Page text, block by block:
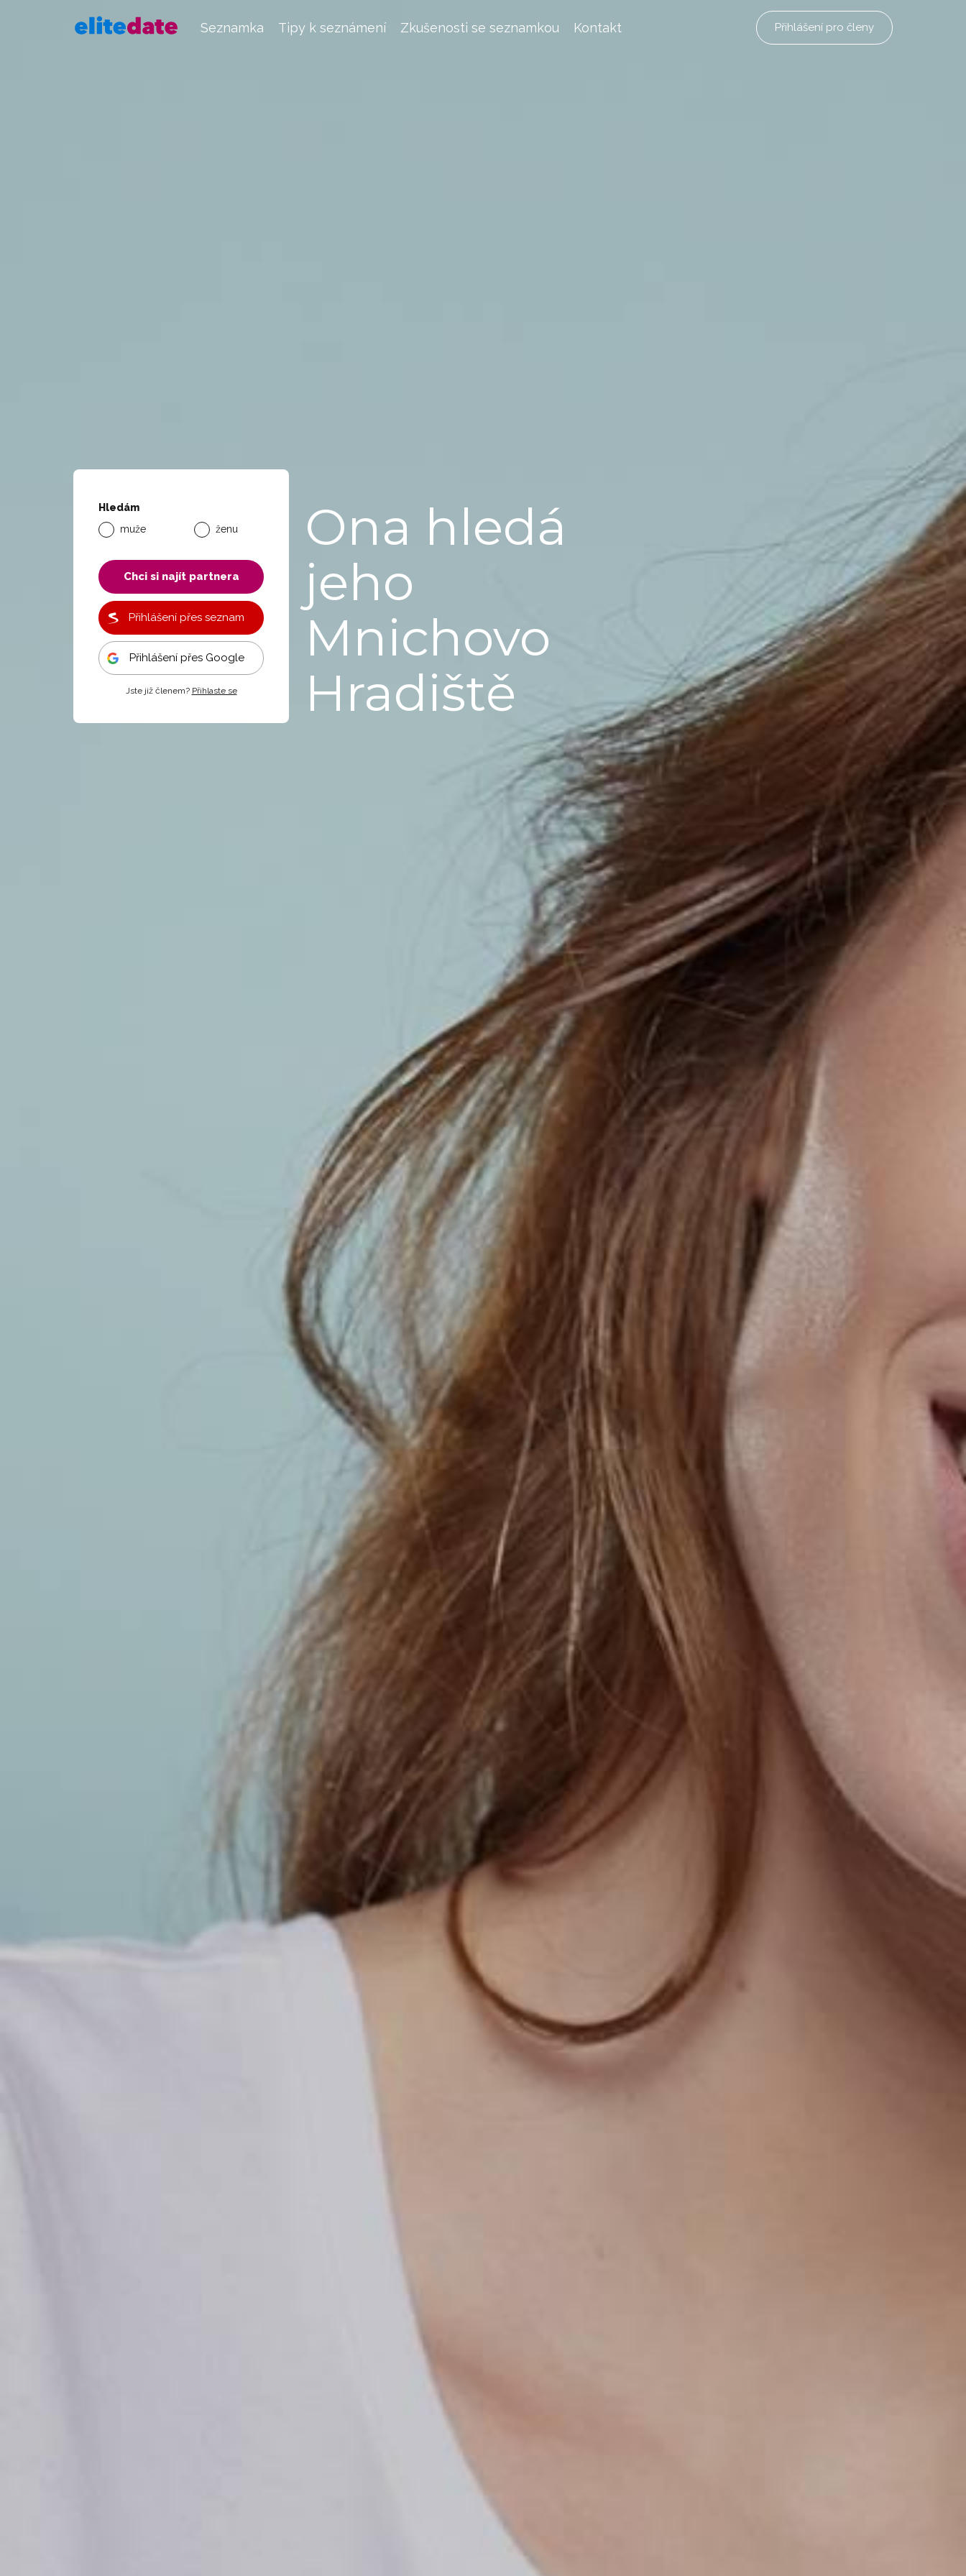
Seznamka Tipy k seznámení Zkušenosti se seznamkou Kontakt Přihlášení pro členy
Hledám
muže
ženu
Chci si najít partnera
Přihlášení přes seznam
Přihlášení přes Google
Jste již členem? Přihlaste se
Ona hledá
jeho
Mnichovo
Hradiště